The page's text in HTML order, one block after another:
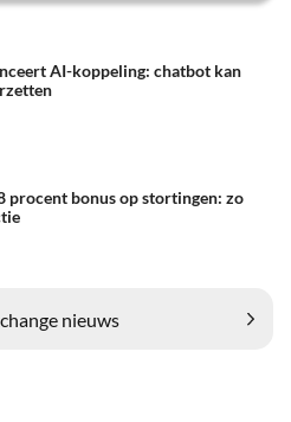
AI-koppeling: chatbot kan
procent bonus op stortingen: zo
nieuws